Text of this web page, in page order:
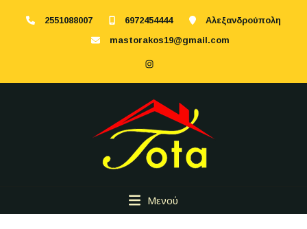
2551088007 6972454444
Αλεξανδρούπολη
mastorakos19@gmail.com
Μενού